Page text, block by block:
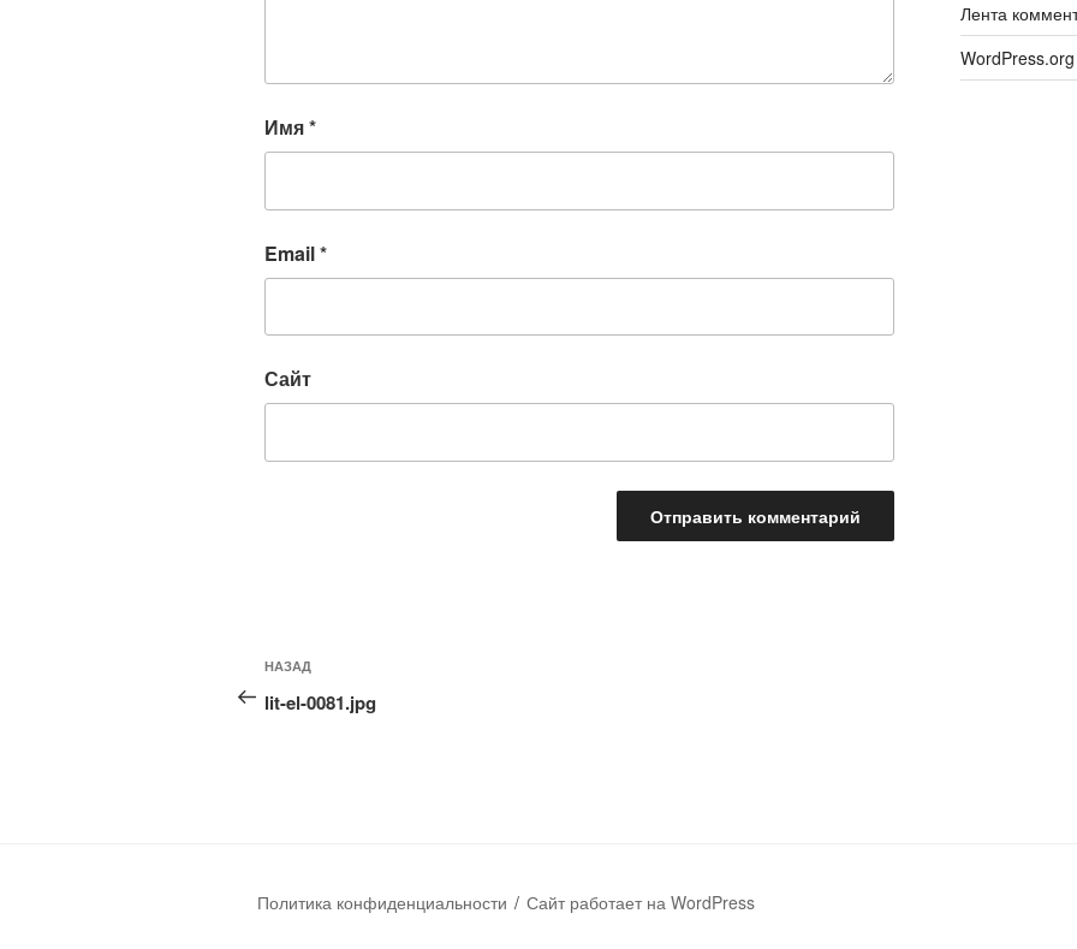
Имя*
Email*
Сайт
НАЗАД
lit-el-0081.jpg
Лента
WordPress.org
Политика конфиденциальности Сайт работает на WordPress